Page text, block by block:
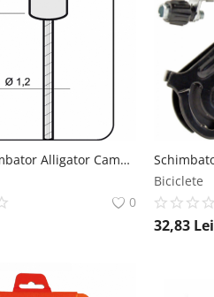
Cablu Schimbator Alligator Campagnolo L-2000mm A 1,2 Slick Alligator
0
Biciclete
32,83 Lei